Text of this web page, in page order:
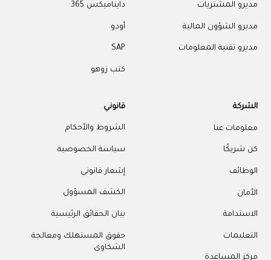
مديرو المشتريات
مديرو الشؤون المالية
مديرو تقنية المعلومات
دايناميكس 365
أودو
SAP
كتب زوهو
الشركة
معلومات عنا
كن شريكًا
الوظائف
الأمان
الاستدامة
التعليمات
مركز المساعدة
قانوني
الشروط والأحكام
سياسة الخصوصية
إشعار قانوني
الكشف المسؤول
بيان الحقائق الرئيسية
حقوق المستهلك ومعالجة
الشكاوى